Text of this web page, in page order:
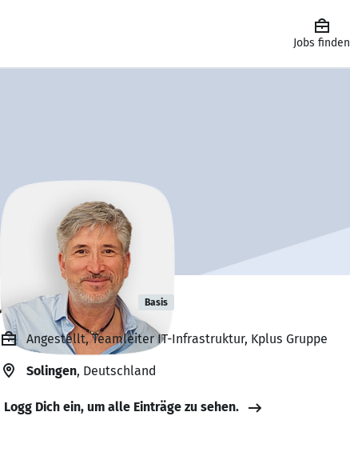
Jobs finden
Joachim Fous Basis
Angestellt, Teamleiter IT-Infrastruktur, Kplus Gruppe
Solingen, Deutschland
Logg Dich ein, um alle Einträge zu sehen.